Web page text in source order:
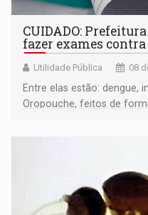
CUIDADO:
fazer exames
Utilidade Pública 08
Entre elas estão: dengue,
Oropouche, feitos de